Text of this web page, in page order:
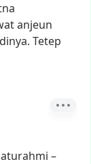
anjeun
dinya. Tetep
–